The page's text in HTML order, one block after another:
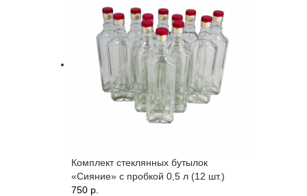
Комплект стеклянных бутылок
«Сияние» с пробкой 0,5 л (12 шт.)
750 p.